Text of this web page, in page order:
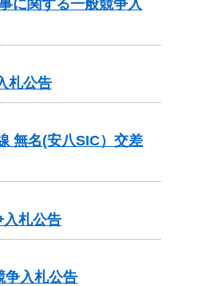
に関する一般競争入
札公告
無名(安八SIC）交差
札公告
入札公告